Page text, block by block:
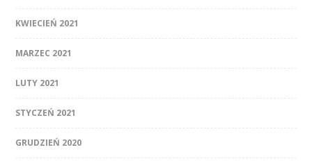
KWIECIEŃ 2021
MARZEC 2021
LUTY 2021
STYCZEŃ 2021
GRUDZIEŃ 2020